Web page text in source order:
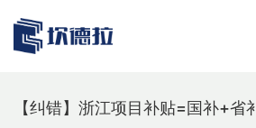
【纠错】浙江项目补贴=国补+省